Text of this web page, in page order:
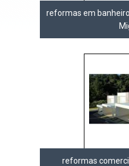
reformas em
reformas